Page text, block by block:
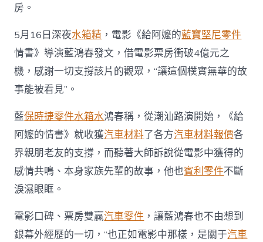
房。
5月16日深夜水箱精 ，電影《給阿嬤的藍寶堅尼零件
情書》導演藍鴻春發文，借電影票房衝破4億元之
機，感謝一切支撐該片的觀眾，“讓這個樸實無華的故
事能被看見”。
藍保時捷零件水箱水鴻春稱，從潮汕路演開始，《給
阿嬤的情書》就收獲汽車材料了各方汽車材料報價各
界親朋老友的支撐，而聽著大師訴說從電影中獲得的
感情共鳴、本身家族先輩的故事，他也賓利零件不斷
淚濕眼眶。
電影口碑、票房雙贏汽車零件 ，讓藍鴻春也不由想到
銀幕外經歷的一切，“也正如電影中那樣，是關于汽車